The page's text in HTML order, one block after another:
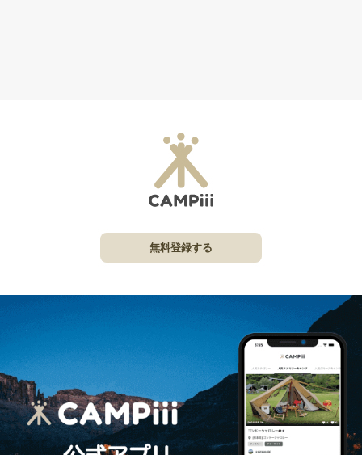
無料登録する